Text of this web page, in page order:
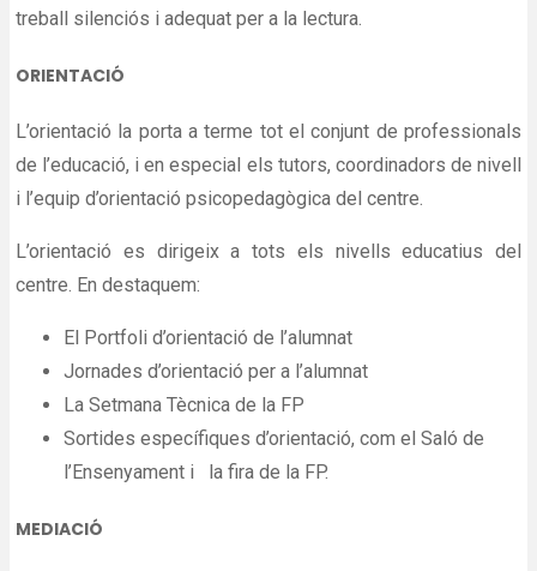
treball silenciós i adequat per a la lectura.
ORIENTACIÓ
L’orientació la porta a terme tot el conjunt de professionals
de l’educació, i en especial els tutors, coordinadors de nivell
i l’equip d’orientació psicopedagògica del centre.
L’orientació es dirigeix a tots els nivells educatius del
centre. En destaquem:
El Portfoli d’orientació de l’alumnat
Jornades d’orientació per a l’alumnat
La Setmana Tècnica de la FP
Sortides específiques d’orientació, com el Saló de
l’Ensenyament i la fira de la FP.
MEDIACIÓ